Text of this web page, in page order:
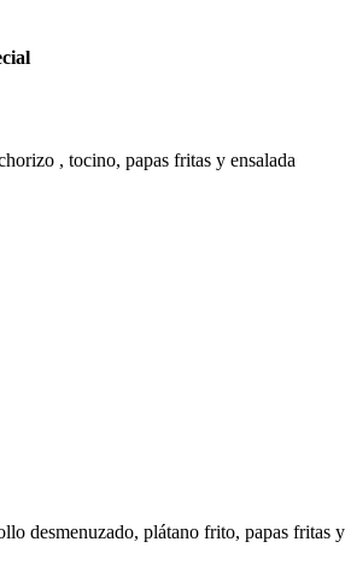
, tocino, papas fritas y ensalada
desmenuzado, plátano frito, papas fritas y